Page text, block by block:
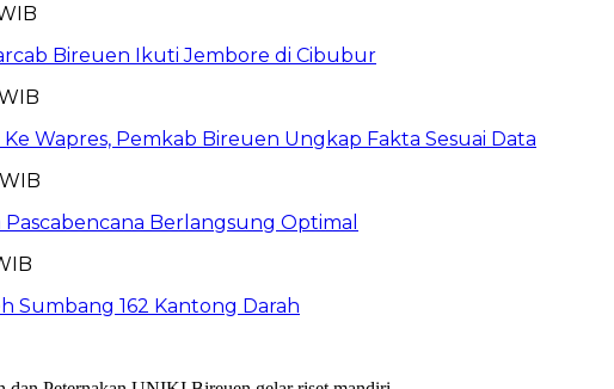
Bireuen Ikuti Jembore di Cibubur
Wapres, Pemkab Bireuen Ungkap Fakta Sesuai Data
Berlangsung Optimal
Sumbang 162 Kantong Darah